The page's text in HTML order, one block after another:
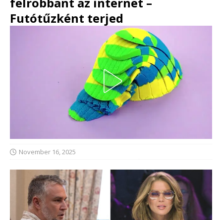
Futótűzként terjed
November 16, 2025